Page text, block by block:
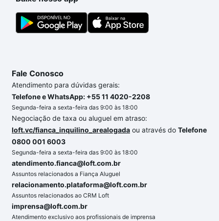
com segurança e conforto. Loft, com você até as
chaves.
Fale Conosco
Atendimento para dúvidas gerais:
Telefone e WhatsApp: +55 11 4020-2208
Segunda-feira a sexta-feira das 9:00 às 18:00
Negociação de taxa ou aluguel em atraso:
loft.vc/fianca_inquilino_arealogada ou através do Telefone
0800 001 6003
Segunda-feira a sexta-feira das 9:00 às 18:00
atendimento.fianca@loft.com.br
Assuntos relacionados a Fiança Aluguel
relacionamento.plataforma@loft.com.br
Assuntos relacionados ao CRM Loft
imprensa@loft.com.br
Atendimento exclusivo aos profissionais de imprensa